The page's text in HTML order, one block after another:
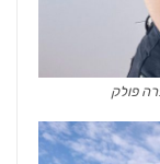
פולק